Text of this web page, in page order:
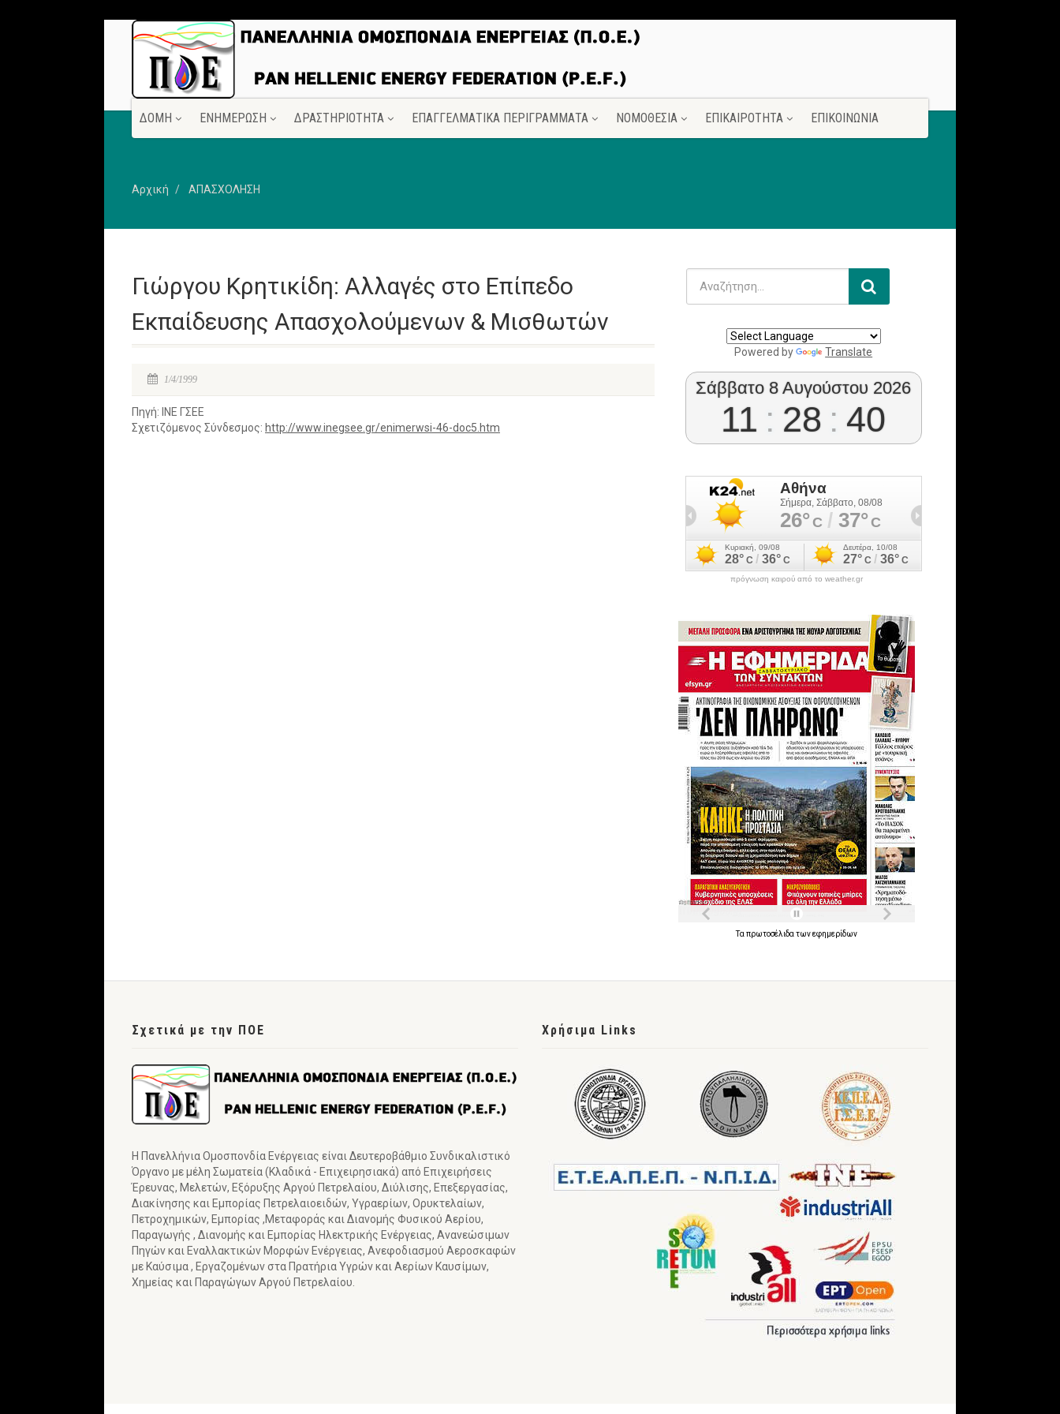
ΔΟΜΗ ΕΝΗΜΕΡΩΣΗ ΔΡΑΣΤΗΡΙΟΤΗΤΑ ΕΠΑΓΓΕΛΜΑΤΙΚΑ ΠΕΡΙΓΡΑΜΜΑΤΑ ΝΟΜΟΘΕΣΙΑ ΕΠΙΚΑΙΡΟΤΗΤΑ ΕΠΙΚΟΙΝΩΝΙΑ
Αρχική ΑΠΑΣΧΟΛΗΣΗ
Γιώργου Κρητικίδη: Αλλαγές στο Επίπεδο
Εκπαίδευσης Απασχολούμενων & Μισθωτών
1/4/1999
Πηγή: ΙΝΕ ΓΣΕΕ
Σχετιζόμενος Σύνδεσμος: http://www.inegsee.gr/enimerwsi-46-doc5.htm
Powered by Translate
Σάββατο 8 Αυγούστου 2026
11 : 28 : 41
πρόγνωση καιρού από το weather.gr
Ταπρωτοσέλιδατωνεφημερίδων
Σχετικά με την ΠΟΕ
Η Πανελλήνια Ομοσπονδία Ενέργειας είναι Δευτεροβάθμιο Συνδικαλιστικό
Όργανο με μέλη Σωματεία (Κλαδικά - Επιχειρησιακά) από Επιχειρήσεις
Έρευνας, Μελετών, Εξόρυξης Αργού Πετρελαίου, Διύλισης, Επεξεργασίας,
Διακίνησης και Εμπορίας Πετρελαιοειδών, Υγραερίων, Ορυκτελαίων,
Πετροχημικών, Εμπορίας ,Μεταφοράς και Διανομής Φυσικού Αερίου,
Παραγωγής , Διανομής και Εμπορίας Ηλεκτρικής Ενέργειας, Ανανεώσιμων
Πηγών και Εναλλακτικών Μορφών Ενέργειας, Ανεφοδιασμού Αεροσκαφών
με Καύσιμα , Εργαζομένων στα Πρατήρια Υγρών και Αερίων Καυσίμων,
Χημείας και Παραγώγων Αργού Πετρελαίου.
Χρήσιμα Links